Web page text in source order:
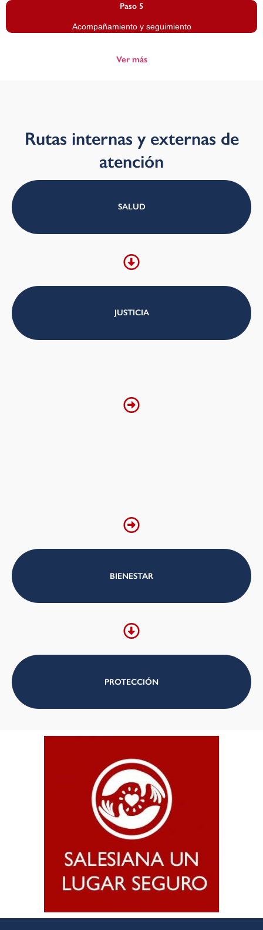
Paso 5
Acompañamiento y seguimiento
Ver más
Rutas internas y externas de
atención
SALUD
JUSTICIA
BIENESTAR
PROTECCIÓN